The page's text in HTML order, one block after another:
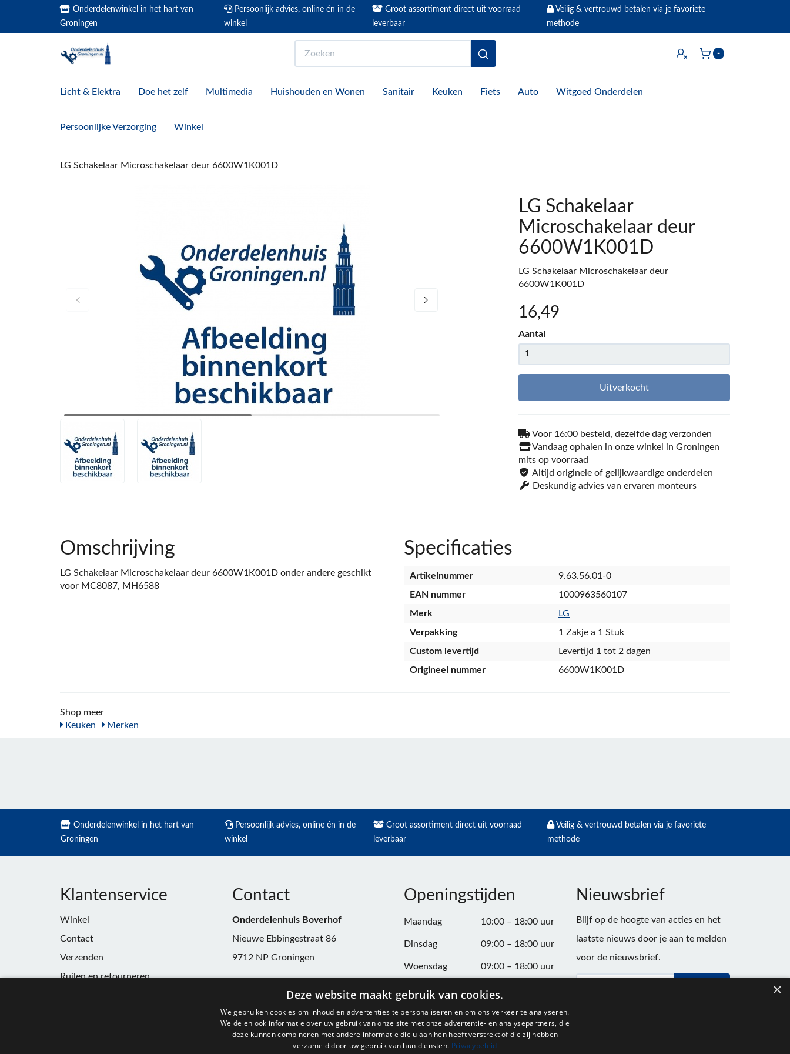
Onderdelenwinkel in het hart van
Groningen
Persoonlijk advies, online én in de
winkel
Groot assortiment direct uit voorraad
leverbaar
Veilig & vertrouwd betalen via je favoriete
methode
Inloggen -
Licht & Elektra Doe het zelf Multimedia Huishouden en Wonen Sanitair Keuken Fiets Auto Witgoed Onderdelen
Persoonlijke Verzorging Winkel
LG Schakelaar Microschakelaar deur 6600W1K001D
LG Schakelaar
Microschakelaar deur
6600W1K001D
LG Schakelaar Microschakelaar deur
6600W1K001D
16,49
Aantal
Uitverkocht
Voor 16:00 besteld, dezelfde dag verzonden
Vandaag ophalen in onze winkel in Groningen
mits op voorraad
Altijd originele of gelijkwaardige onderdelen
Deskundig advies van ervaren monteurs
Omschrijving
LG Schakelaar Microschakelaar deur 6600W1K001D onder andere geschikt
voor MC8087, MH6588
Specificaties
Artikelnummer
9.63.56.01-0
EAN nummer
1000963560107
Merk
LG
Verpakking
1 Zakje a 1 Stuk
Custom levertijd
Levertijd 1 tot 2 dagen
Origineel nummer
6600W1K001D
Shop meer
Keuken
Merken
Onderdelenwinkel in het hart van
Groningen
Persoonlijk advies, online én in de
winkel
Groot assortiment direct uit voorraad
leverbaar
Veilig & vertrouwd betalen via je favoriete
methode
Klantenservice
Winkel
Contact
Verzenden
Ruilen en retourneren
Contact
Onderdelenhuis Boverhof
Nieuwe Ebbingestraat 86
9712 NP Groningen
winkel@onderdelenhuisgroningen.nl
91037743
Openingstijden
Maandag 10:00 – 18:00 uur
Dinsdag 09:00 – 18:00 uur
Woensdag 09:00 – 18:00 uur
Donderdag 09:00 – 20:00 uur
Vrijdag 09:00 – 18:00 uur
Zaterdag 09:00 – 17:00 uur
Nieuwsbrief
Blijf op de hoogte van acties en het
laatste nieuws door je aan te melden
voor de nieuwsbrief.
×
Deze website maakt gebruik van cookies.
We gebruiken cookies om inhoud en advertenties te personaliseren en om ons verkeer te analyseren.
We delen ook informatie over uw gebruik van onze site met onze advertentie- en analysepartners, die
deze kunnen combineren met andere informatie die u aan hen heeft verstrekt of die zij hebben
verzameld door uw gebruik van hun diensten. Privacybeleid